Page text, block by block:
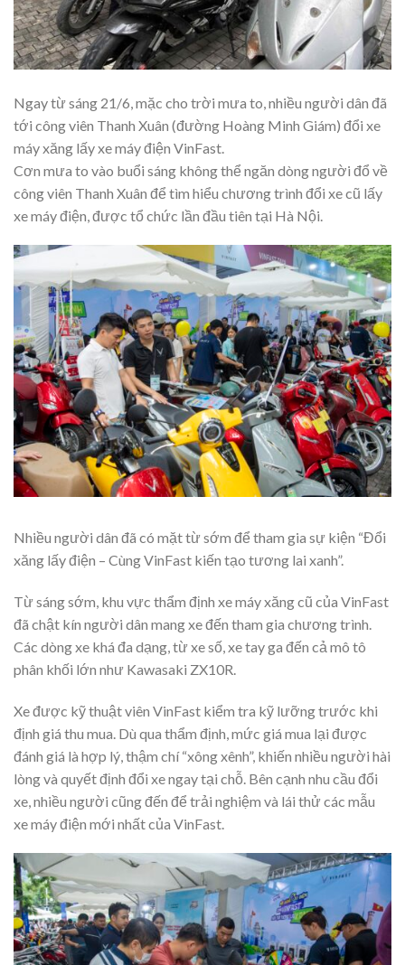
Ngay từ sáng 21/6, mặc cho trời mưa to, nhiều người dân đã
tới công viên Thanh Xuân (đường Hoàng Minh Giám) đổi xe
máy xăng lấy xe máy điện VinFast.
Cơn mưa to vào buổi sáng không thể ngăn dòng người đổ về
công viên Thanh Xuân để tìm hiểu chương trình đổi xe cũ lấy
xe máy điện, được tổ chức lần đầu tiên tại Hà Nội.
Nhiều người dân đã có mặt từ sớm để tham gia sự kiện “Đổi
xăng lấy điện – Cùng VinFast kiến tạo tương lai xanh”.
Từ sáng sớm, khu vực thẩm định xe máy xăng cũ của VinFast
đã chật kín người dân mang xe đến tham gia chương trình.
Các dòng xe khá đa dạng, từ xe số, xe tay ga đến cả mô tô
phân khối lớn như Kawasaki ZX10R.
Xe được kỹ thuật viên VinFast kiểm tra kỹ lưỡng trước khi
định giá thu mua. Dù qua thẩm định, mức giá mua lại được
đánh giá là hợp lý, thậm chí “xông xênh”, khiến nhiều người hài
lòng và quyết định đổi xe ngay tại chỗ. Bên cạnh nhu cầu đổi
xe, nhiều người cũng đến để trải nghiệm và lái thử các mẫu
xe máy điện mới nhất của VinFast.